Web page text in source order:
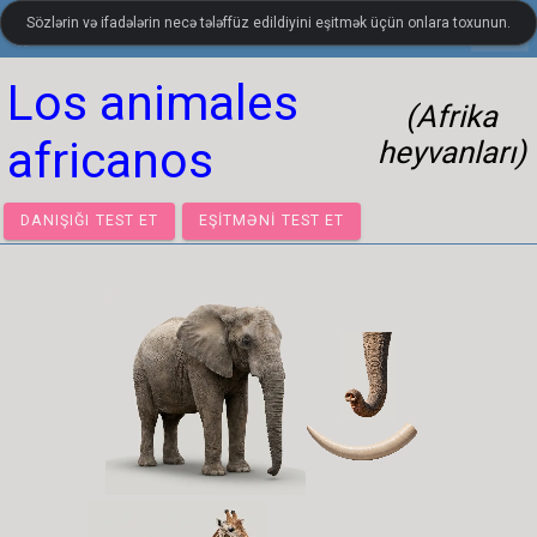
LanguageGuide.org•İspan dilinin vizual lüğəti settings
Los animales
africanos
(Afrika
heyvanları)
Sözlərin və ifadələrin necə tələffüz edildiyini eşitmək üçün onlara toxunun.